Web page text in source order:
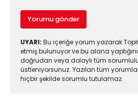
Yorumu gönder
UYARI: Bu içeriğe yorum yazarak
etmiş bulunuyor ve bu alana
doğrudan veya dolaylı tüm
üstleniyorsunuz. Yazılan tüm
hiçbir şekilde sorumlu tutulamaz.